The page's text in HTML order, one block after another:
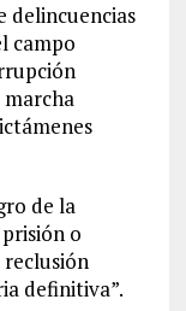
delincuencias
campo
marcha
de la
o
definitiva”.